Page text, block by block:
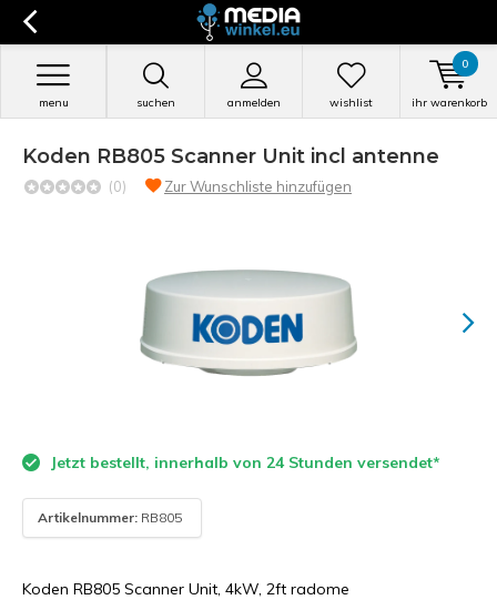
suchen anmelden
menu wishlist ihr warenkorb
0
Koden RB805 Scanner Unit incl antenne
(0) Zur Wunschliste hinzufügen
Jetzt bestellt, innerhalb von 24 Stunden versendet*
Artikelnummer: RB805
Koden RB805 Scanner Unit, 4kW, 2ft radome